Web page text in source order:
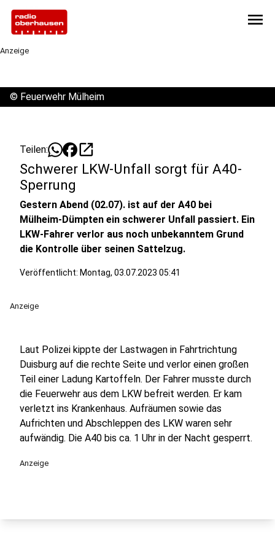
menu
Anzeige
© Feuerwehr Mülheim
Teilen: open_in_new
Schwerer LKW-Unfall sorgt für A40-
Sperrung
Gestern Abend (02.07). ist auf der A40 bei
Mülheim-Dümpten ein schwerer Unfall passiert. Ein
LKW-Fahrer verlor aus noch unbekanntem Grund
die Kontrolle über seinen Sattelzug.
Veröffentlicht: Montag, 03.07.2023 05:41
Anzeige
Laut Polizei kippte der Lastwagen in Fahrtrichtung
Duisburg auf die rechte Seite und verlor einen großen
Teil einer Ladung Kartoffeln. Der Fahrer musste durch
die Feuerwehr aus dem LKW befreit werden. Er kam
verletzt ins Krankenhaus. Aufräumen sowie das
Aufrichten und Abschleppen des LKW waren sehr
aufwändig. Die A40 bis ca. 1 Uhr in der Nacht gesperrt.
Anzeige